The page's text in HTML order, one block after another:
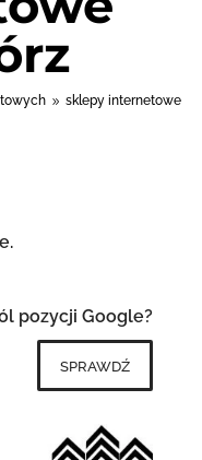
9 sklepy internetowe
pozycji Google?
sprawdź